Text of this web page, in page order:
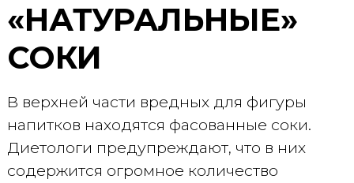
«НАТУРАЛЬНЫЕ»
СОКИ
В верхней части вредных для фигуры
напитков находятся фасованные соки.
Диетологи предупреждают, что в них
содержится огромное количество